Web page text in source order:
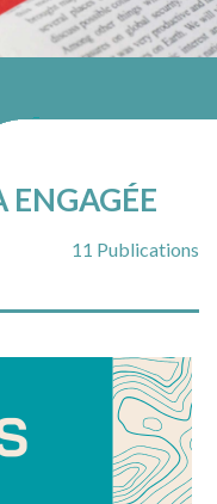
11 Publications